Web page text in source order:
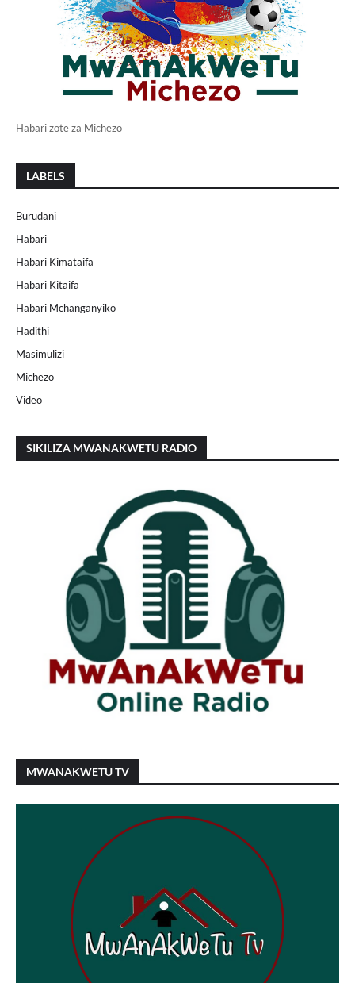
Habari zote za Michezo
LABELS
Burudani
Habari
Habari Kimataifa
Habari Kitaifa
Habari Mchanganyiko
Hadithi
Masimulizi
Michezo
Video
SIKILIZA MWANAKWETU RADIO
MWANAKWETU TV